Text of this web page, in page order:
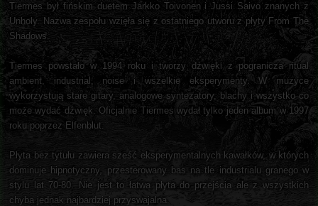
Tiermes był fińskim duetem Jarkko Toivonen i Jussi Saivo znanych z
Unholy. Nazwa zespołu wzięła się z ostatniego utworu z płyty From The
Shadows.
Tiermes powstało w 1994 roku i tworzy dźwięki z pogranicza ritual
ambient, industrial, noise i wszelkie eksperymenty. W muzyce
wykorzystują stare gitary, analogowe syntezatory, blachy i wszystko co
może wydać dźwięk. Oficjalnie Tiermes wydał tylko jeden album w 1997
roku poprzez Elfenblut.
Płyta bez tytułu zawiera sześć eksperymentalnych kawałków, w których
dominuje hipnotyczny, przesterowany bas na tle industrialu granego w
stylu lat 70-80. Nie jest to łatwa płyta do przejścia ale z wszystkich
chyba jednak najbardziej przyswajalna.